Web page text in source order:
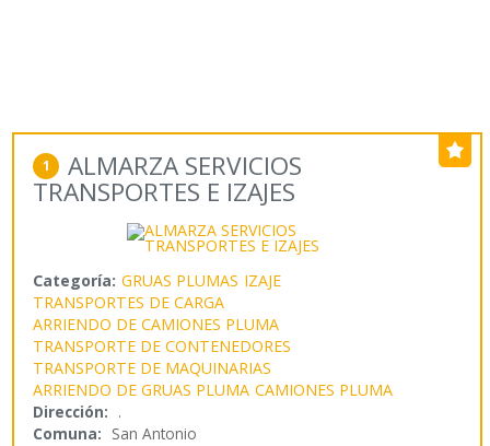
1 ALMARZA SERVICIOS
TRANSPORTES E IZAJES
Categoría: GRUAS PLUMAS IZAJE
TRANSPORTES DE CARGA
ARRIENDO DE CAMIONES PLUMA
TRANSPORTE DE CONTENEDORES
TRANSPORTE DE MAQUINARIAS
ARRIENDO DE GRUAS PLUMA CAMIONES PLUMA
Dirección: .
Comuna: San Antonio